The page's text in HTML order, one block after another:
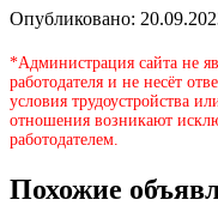
Опубликовано:
*Администрация сайта не
работодателя и не несёт
условия трудоустройства
отношения возникают
работодателем.
Похожие